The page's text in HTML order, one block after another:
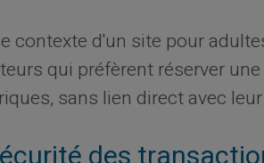
contexte d'un site pour
qui préfèrent réserver
sans lien direct avec